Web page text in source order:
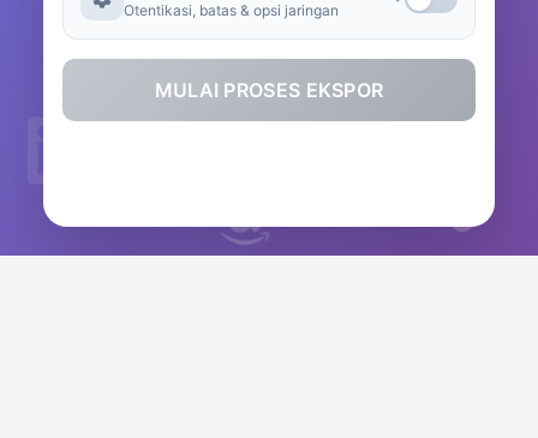
Otentikasi, batas & opsi jaringan
MULAI PROSES EKSPOR